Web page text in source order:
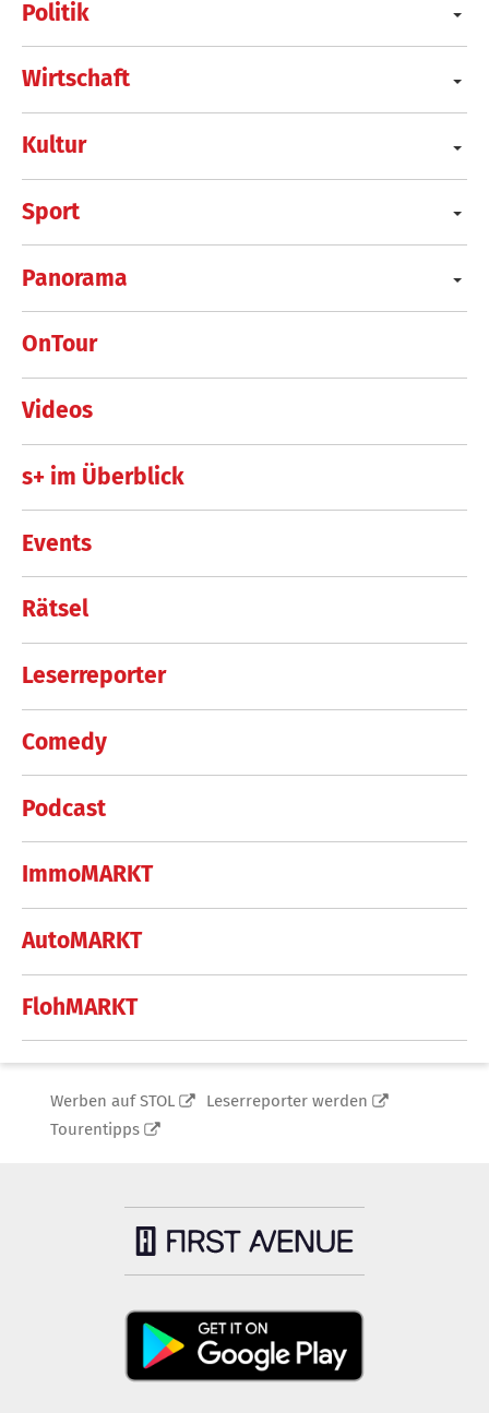
Politik
Wirtschaft
Kultur
Sport
Panorama
OnTour
Videos
s+ im Überblick
Events
Rätsel
Leserreporter
Comedy
Podcast
ImmoMARKT
AutoMARKT
FlohMARKT
Werben auf STOL
Leserreporter werden
Tourentipps